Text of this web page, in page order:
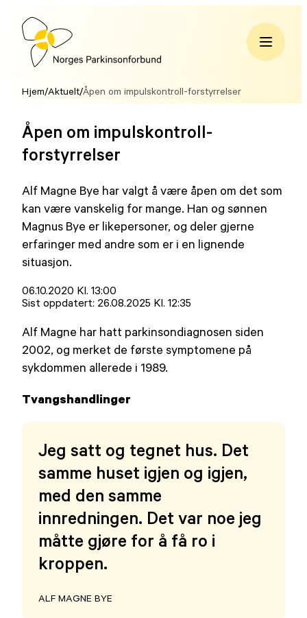
Hopp
innholdNorges
Hjem/Aktuelt/Åpen om impulskontroll-forstyrrelser
Åpen om impulskontroll-
forstyrrelser
Alf Magne Bye har valgt å være åpen om det som
kan være vanskelig for mange. Han og sønnen
Magnus Bye er likepersoner, og deler gjerne
erfaringer med andre som er i en lignende
situasjon.
Lagt
ut
06.10.2020 Kl. 13:00
Sist oppdatert: 26.08.2025 Kl. 12:35
Alf Magne har hatt parkinsondiagnosen siden
2002, og merket de første symptomene på
sykdommen allerede i 1989.
Tvangshandlinger
Jeg satt og tegnet hus. Det
samme huset igjen og igjen,
med den samme
innredningen. Det var noe jeg
måtte gjøre for å få ro i
kroppen.
ALF MAGNE BYE